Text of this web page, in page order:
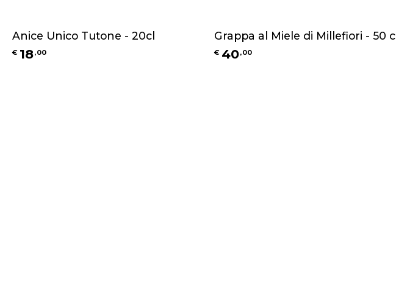
Anice Unico Tutone - 20cl
€ 18,00
Grappa al Miele di Millefiori - 50 cl
€ 40,00